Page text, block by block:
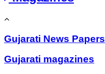
Gujarati News Papers
Gujarati magazines